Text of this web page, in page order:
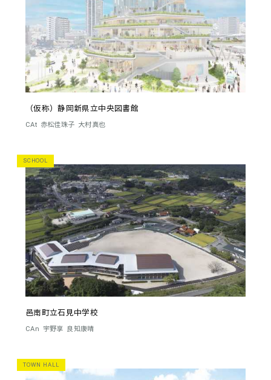
（仮称）静岡新県立中央図書館
CAt 赤松佳珠子 大村真也
SCHOOL
邑南町立石見中学校
CAn 宇野享 良知康晴
TOWN HALL